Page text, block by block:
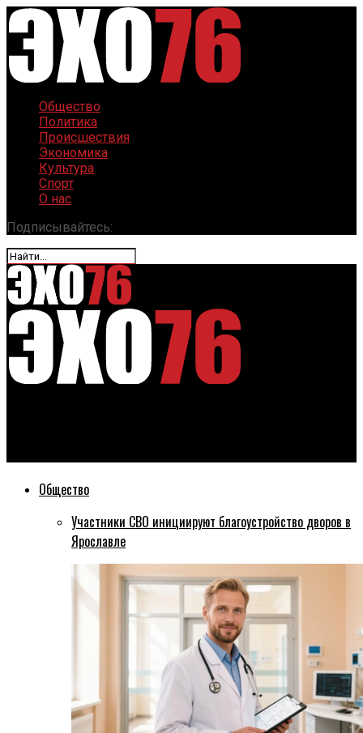
Общество
Политика
Происшествия
Экономика
Культура
Спорт
О нас
Подписывайтесь:
Общество
Участники СВО инициируют благоустройство дворов в
Ярославле